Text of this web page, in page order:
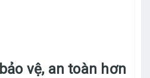
vệ, an toàn hơn